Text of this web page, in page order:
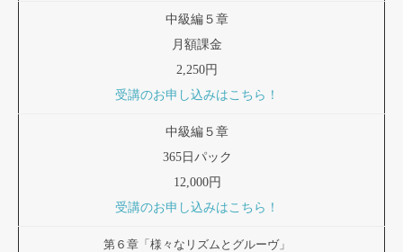
中級編５章
月額課金
2,250円
受講のお申し込みはこちら！
中級編５章
365日パック
12,000円
受講のお申し込みはこちら！
第６章「様々なリズムとグルーヴ」